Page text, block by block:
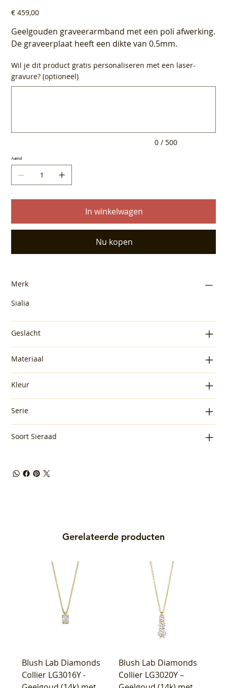
Prijs
€ 459,00
Geelgouden graveerarmband met een poli afwerking.
De graveerplaat heeft een dikte van 0.5mm.
Wil je dit product gratis personaliseren met een laser-
gravure? (optioneel)
0 / 500
Aantal
In winkelwagen
Nu kopen
Merk
Sialia
Geslacht
Materiaal
Kleur
Serie
Soort Sieraad
Gerelateerde producten
Blush Lab Diamonds
Collier LG3016Y -
Blush Lab Diamonds
Collier LG3020Y –